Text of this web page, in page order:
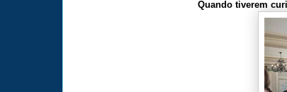
Quando tiverem